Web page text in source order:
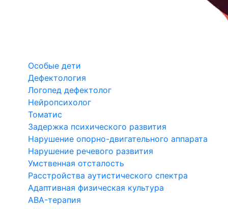
Особые дети
Дефектология
Логопед дефектолог
Нейропсихолог
Томатис
Задержка психического развития
Нарушение опорно-двигательного аппарата
Нарушение речевого развития
Умственная отсталость
Расстройства аутистического спектра
Адаптивная физическая культура
ABA-терапия